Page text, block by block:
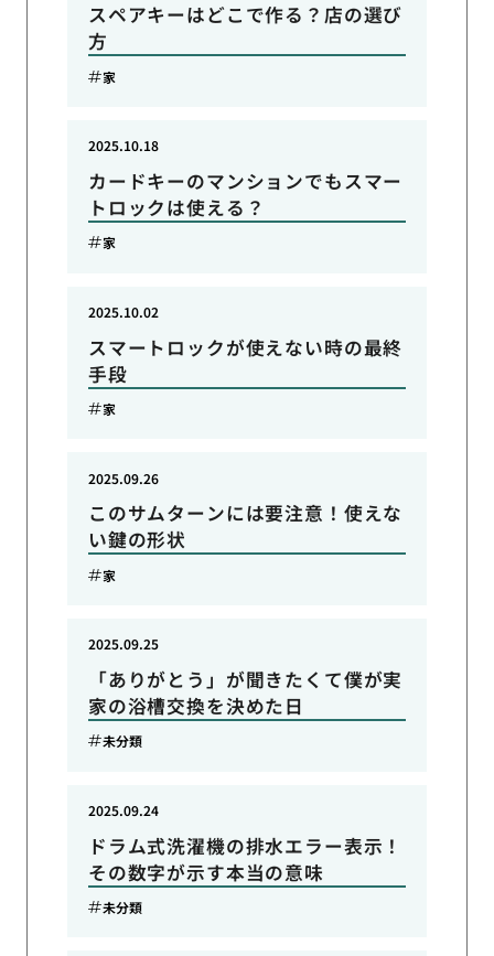
スペアキーはどこで作る？店の選び
方
家
カードキーのマンションでもスマー
トロックは使える？
2025.10.18
家
スマートロックが使えない時の最終
手段
2025.10.02
家
このサムターンには要注意！使えな
い鍵の形状
2025.09.26
家
「ありがとう」が聞きたくて僕が実
家の浴槽交換を決めた日
2025.09.25
未分類
ドラム式洗濯機の排水エラー表示！
その数字が示す本当の意味
2025.09.24
未分類